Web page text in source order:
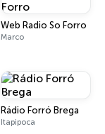
Web Radio So Forro
Marco
Rádio Forró Brega
Itapipoca